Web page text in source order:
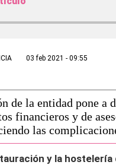
03 feb 2021 - 09:55
de la entidad pone a
financieros y de
las
y la hostelería